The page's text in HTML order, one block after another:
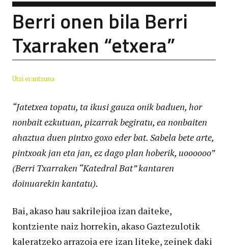
Berri onen bila Berri
Txarraken “etxera”
Utzi erantzuna
“Jatetxea topatu, ta ikusi gauza onik baduen, hor
nonbait ezkutuan, pizarrak begiratu, ea nonbaiten
ahaztua duen pintxo goxo eder bat. Sabela bete arte,
pintxoak jan eta jan, ez dago plan hoberik, uoooooo”
(Berri Txarraken “Katedral Bat” kantaren
doinuarekin kantatu).
Bai, akaso hau sakrilejioa izan daiteke,
kontziente naiz horrekin, akaso Gaztezulotik
kaleratzeko arrazoia ere izan liteke, zeinek daki